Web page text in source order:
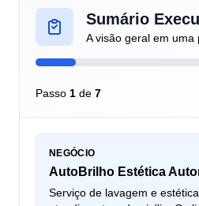
Sumário
A visão geral em uma
Passo 1 de 7
NEGÓCIO
AutoBrilho Estética
Serviço de lavagem e